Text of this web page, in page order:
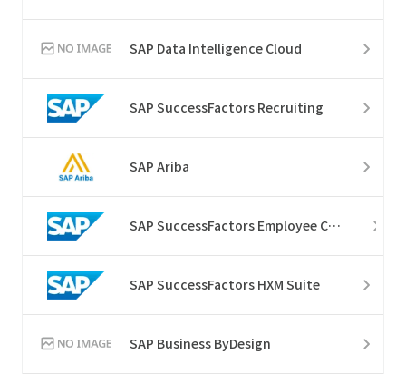
SAP Data Intelligence Cloud
SAP SuccessFactors Recruiting
SAP Ariba
SAP SuccessFactors Employee Central
SAP SuccessFactors HXM Suite
SAP Business ByDesign